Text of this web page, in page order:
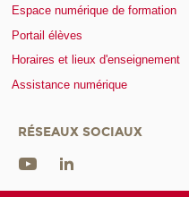
Espace numérique de formation
Portail élèves
Horaires et lieux d'enseignement
Assistance numérique
RÉSEAUX SOCIAUX